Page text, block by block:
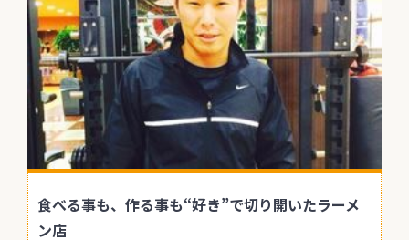
食べる事も、作る事も“好き”で切り開いたラーメ
ン店